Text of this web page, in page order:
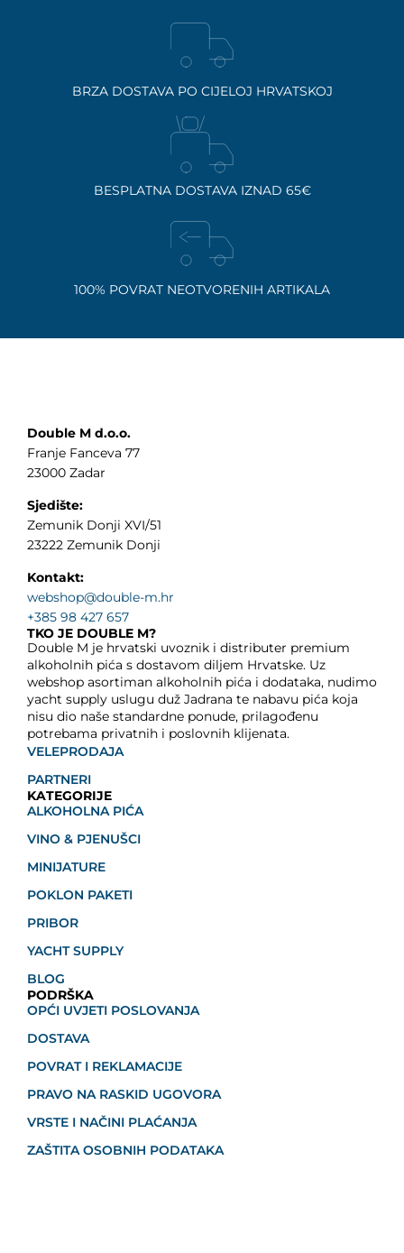
BRZA DOSTAVA PO CIJELOJ HRVATSKOJ
BESPLATNA DOSTAVA IZNAD 65€
100% POVRAT NEOTVORENIH ARTIKALA
Double M d.o.o.
Franje Fanceva 77
23000 Zadar
Sjedište:
Zemunik Donji XVI/51
23222 Zemunik Donji
Kontakt:
webshop@double-m.hr
+385 98 427 657
TKO JE DOUBLE M?
Double M je hrvatski uvoznik i distributer premium
alkoholnih pića s dostavom diljem Hrvatske. Uz
webshop asortiman alkoholnih pića i dodataka, nudimo
yacht supply uslugu duž Jadrana te nabavu pića koja
nisu dio naše standardne ponude, prilagođenu
potrebama privatnih i poslovnih klijenata.
VELEPRODAJA
PARTNERI
KATEGORIJE
ALKOHOLNA PIĆA
VINO & PJENUŠCI
MINIJATURE
POKLON PAKETI
PRIBOR
YACHT SUPPLY
BLOG
PODRŠKA
OPĆI UVJETI POSLOVANJA
DOSTAVA
POVRAT I REKLAMACIJE
PRAVO NA RASKID UGOVORA
VRSTE I NAČINI PLAĆANJA
ZAŠTITA OSOBNIH PODATAKA